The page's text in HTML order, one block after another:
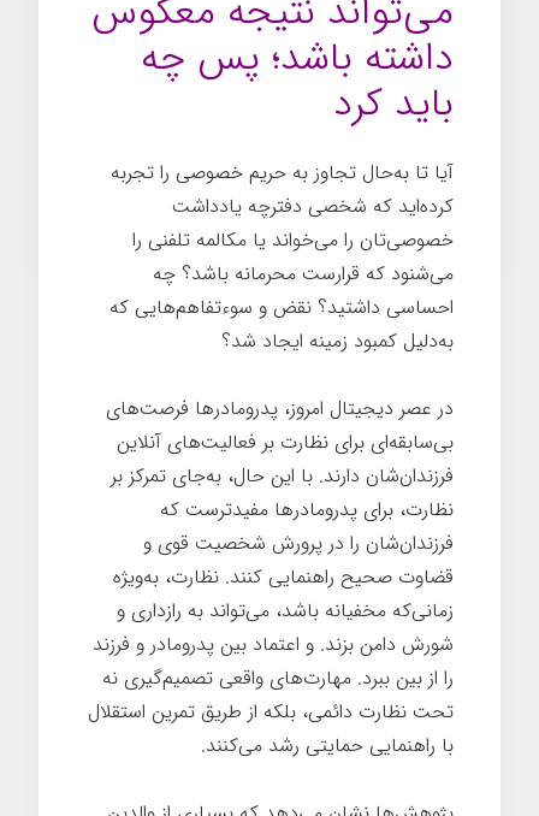
می‌تواند نتیجه معکوس
داشته باشد؛ پس چه
باید کرد
آیا تا به‌حال تجاوز به حریم خصوصی را تجربه
کرده‌اید که شخصی دفترچه یادداشت
خصوصی‌تان را می‌خواند یا مکالمه تلفنی را
می‌شنود که قرارست محرمانه باشد؟ چه
احساسی داشتید؟ نقض و سوءتفاهم‌هایی که
به‌دلیل کمبود زمینه ایجاد شد؟
در عصر دیجیتال امروز، پدرومادرها فرصت‌های
بی‌سابقه‌ای برای نظارت بر فعالیت‌های آنلاین
فرزندان‌شان دارند. با این حال، به‌جای تمرکز بر
نظارت، برای پدرومادرها مفیدترست که
فرزندان‌شان را در پرورش شخصیت قوی و
قضاوت صحیح راهنمایی کنند. نظارت، به‌ویژه
زمانی‌که مخفیانه باشد، می‌تواند به رازداری و
شورش دامن بزند. و اعتماد بین پدرومادر و فرزند
را از بین ببرد. مهارت‌های واقعی تصمیم‌گیری نه
تحت نظارت دائمی، بلکه از طریق تمرین استقلال
با راهنمایی حمایتی رشد می‌کنند.